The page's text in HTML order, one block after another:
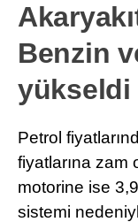
Benzin
yükseldi
Petrol
fiyatlarına zam
motorine ise
sistemi